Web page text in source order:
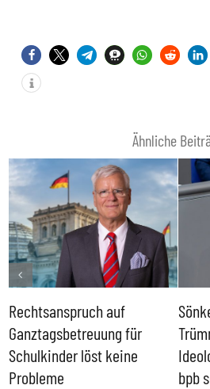
Ähnliche
Rechtsanspruch auf
Ganztagsbetreuung für
Schulkinder löst keine
Probleme
bpb